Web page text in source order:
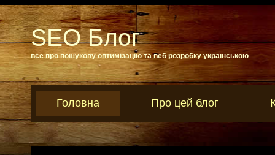
SEO Блог
все про пошукову оптимізацію та веб розробку українською
Головна Про цей блог